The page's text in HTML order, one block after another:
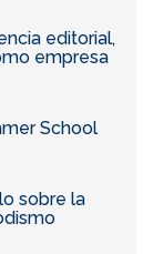
editorial,
empresa
School
sobre la